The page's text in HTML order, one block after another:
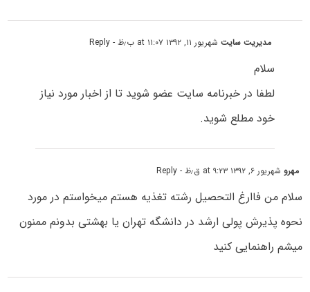
مدیریت سایتشهریور ۱۱, ۱۳۹۲ at ۱۱:۰۷ ب٫ظ - Reply
سلام
لطفا در خبرنامه سایت عضو شوید تا از اخبار مورد نیاز
خود مطلع شوید.
مهروشهریور ۶, ۱۳۹۲ at ۹:۲۳ ق٫ظ - Reply
سلام من فاارغ التحصیل رشته تغذیه هستم میخواستم در مورد
نحوه پذیرش پولی ارشد در دانشگه تهران یا بهشتی بدونم ممنون
میشم راهنمایی کنید